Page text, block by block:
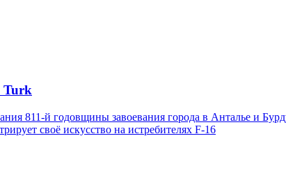
Turk
811-й годовщины завоевания города в Анталье и
своё искусство на истребителях F-16